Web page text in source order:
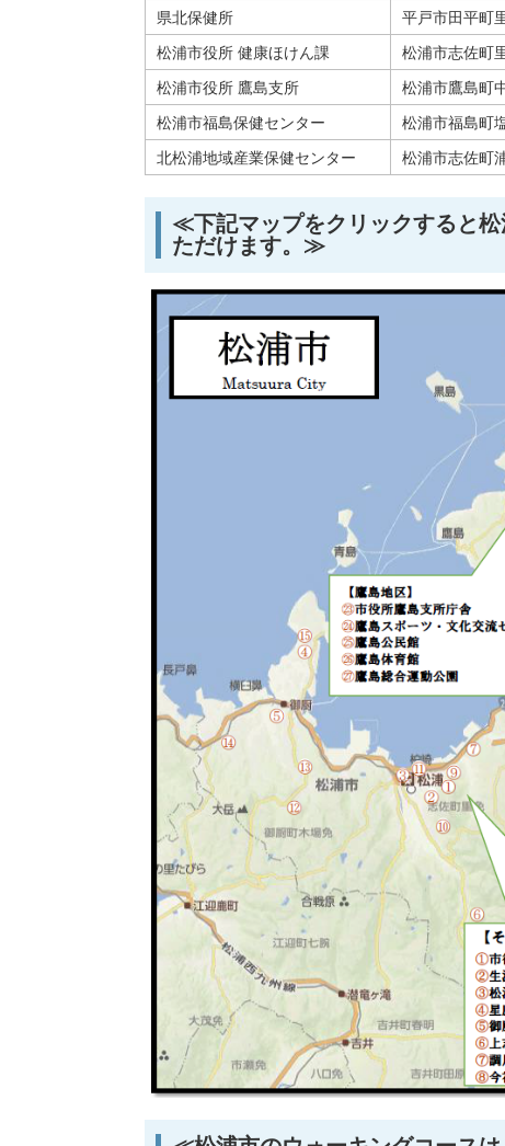
県北保健所
平戸市田平町
松浦市役所 健康ほけん課
松浦市志佐町
松浦市役所 鷹島支所
松浦市鷹島町
松浦市福島保健センター
松浦市福島町
北松浦地域産業保健センター
松浦市志佐町
≪下記マップをクリックすると
ただけます。≫